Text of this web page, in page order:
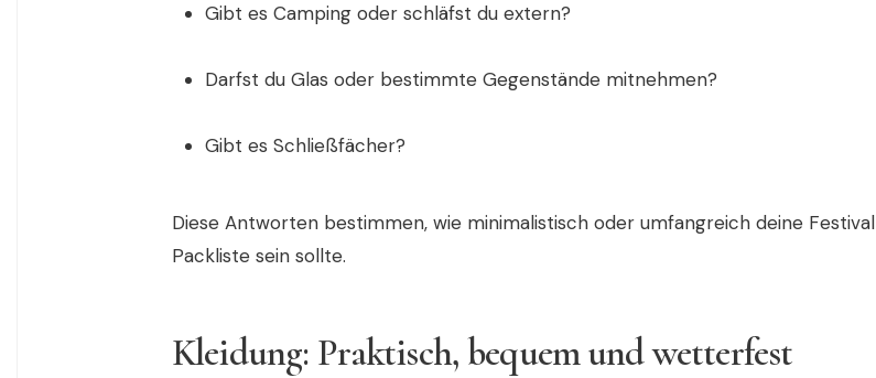
Gibt es Camping oder schläfst du extern?
Darfst du Glas oder bestimmte Gegenstände mitnehmen?
Gibt es Schließfächer?
Diese Antworten bestimmen, wie minimalistisch oder umfangreich deine Festival
Packliste sein sollte.
Kleidung: Praktisch, bequem und wetterfest